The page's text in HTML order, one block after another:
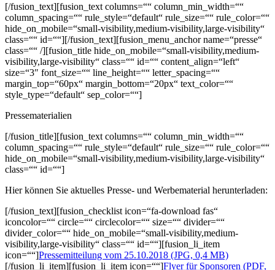
[/fusion_text][fusion_text columns=““ column_min_width=““
column_spacing=““ rule_style=“default“ rule_size=““ rule_color=““
hide_on_mobile=“small-visibility,medium-visibility,large-visibility“
class=““ id=““][/fusion_text][fusion_menu_anchor name=“presse“
class=““ /][fusion_title hide_on_mobile=“small-visibility,medium-
visibility,large-visibility“ class=““ id=““ content_align=“left“
size=“3″ font_size=““ line_height=““ letter_spacing=““
margin_top=“60px“ margin_bottom=“20px“ text_color=““
style_type=“default“ sep_color=““]
Pressematerialien
[/fusion_title][fusion_text columns=““ column_min_width=““
column_spacing=““ rule_style=“default“ rule_size=““ rule_color=““
hide_on_mobile=“small-visibility,medium-visibility,large-visibility“
class=““ id=““]
Hier können Sie aktuelles Presse- und Werbematerial herunterladen:
[/fusion_text][fusion_checklist icon=“fa-download fas“
iconcolor=““ circle=““ circlecolor=““ size=““ divider=““
divider_color=““ hide_on_mobile=“small-visibility,medium-
visibility,large-visibility“ class=““ id=““][fusion_li_item
icon=““]Pressemitteilung vom 25.10.2018 (JPG, 0,4 MB)
[/fusion_li_item][fusion_li_item icon=““]Flyer für Sponsoren (PDF,